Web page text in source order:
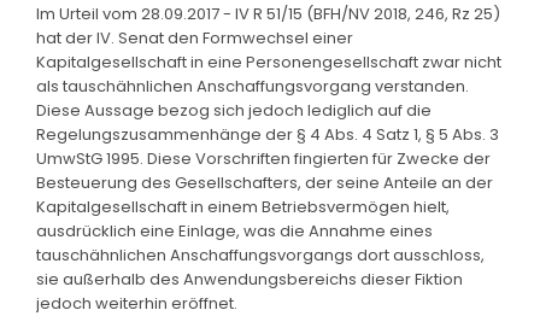
Im Urteil vom 28.09.2017 - IV R 51/15 (BFH/NV 2018, 246, Rz 25)
hat der IV. Senat den Formwechsel einer
Kapitalgesellschaft in eine Personengesellschaft zwar nicht
als tauschähnlichen Anschaffungsvorgang verstanden.
Diese Aussage bezog sich jedoch lediglich auf die
Regelungszusammenhänge der § 4 Abs. 4 Satz 1, § 5 Abs. 3
UmwStG 1995. Diese Vorschriften fingierten für Zwecke der
Besteuerung des Gesellschafters, der seine Anteile an der
Kapitalgesellschaft in einem Betriebsvermögen hielt,
ausdrücklich eine Einlage, was die Annahme eines
tauschähnlichen Anschaffungsvorgangs dort ausschloss,
sie außerhalb des Anwendungsbereichs dieser Fiktion
jedoch weiterhin eröffnet.